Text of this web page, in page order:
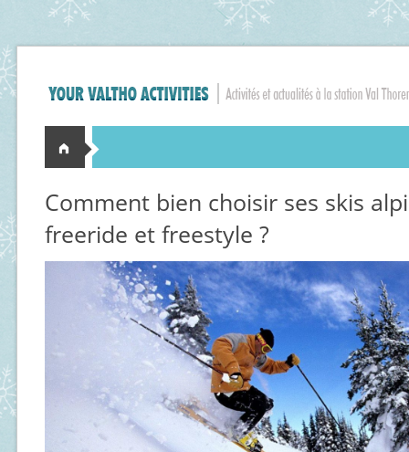
Comment bien choisir ses skis
freeride et freestyle ?